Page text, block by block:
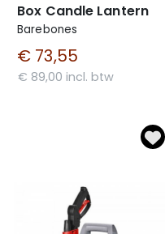
Box Candle Lantern
Barebones
€ 73,55
€ 89,00 incl. btw